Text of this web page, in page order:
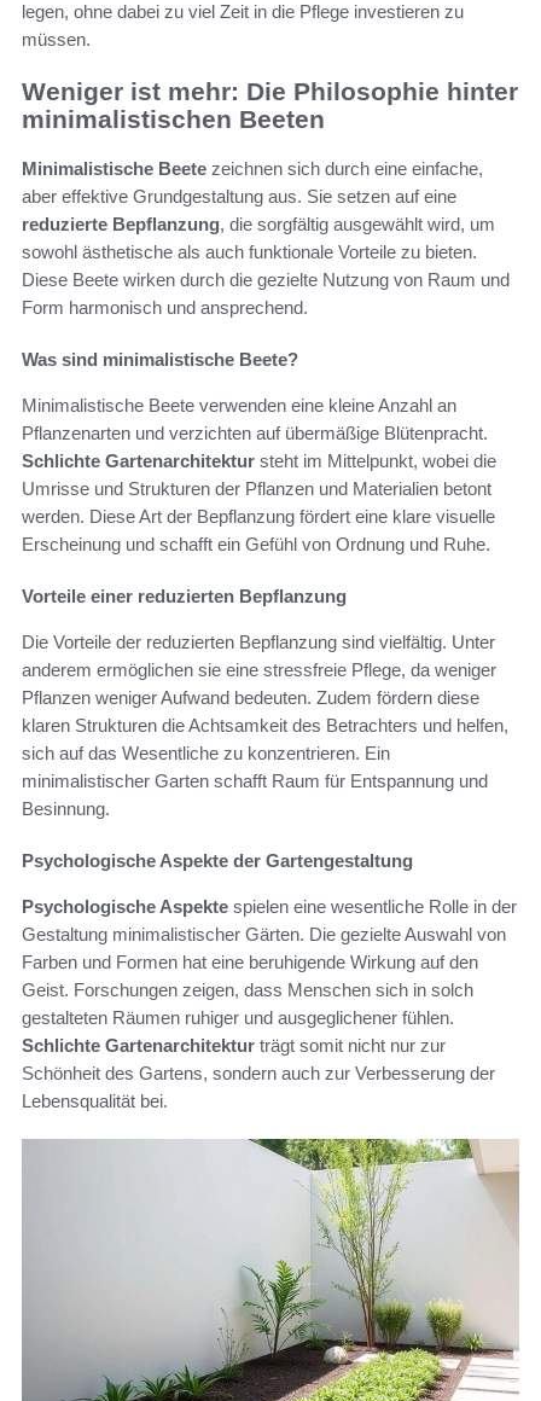
legen, ohne dabei zu viel Zeit in die Pflege investieren zu
müssen.
Weniger ist mehr: Die Philosophie hinter
minimalistischen Beeten
Minimalistische Beete zeichnen sich durch eine einfache,
aber effektive Grundgestaltung aus. Sie setzen auf eine
reduzierte Bepflanzung, die sorgfältig ausgewählt wird, um
sowohl ästhetische als auch funktionale Vorteile zu bieten.
Diese Beete wirken durch die gezielte Nutzung von Raum und
Form harmonisch und ansprechend.
Was sind minimalistische Beete?
Minimalistische Beete verwenden eine kleine Anzahl an
Pflanzenarten und verzichten auf übermäßige Blütenpracht.
Schlichte Gartenarchitektur steht im Mittelpunkt, wobei die
Umrisse und Strukturen der Pflanzen und Materialien betont
werden. Diese Art der Bepflanzung fördert eine klare visuelle
Erscheinung und schafft ein Gefühl von Ordnung und Ruhe.
Vorteile einer reduzierten Bepflanzung
Die Vorteile der reduzierten Bepflanzung sind vielfältig. Unter
anderem ermöglichen sie eine stressfreie Pflege, da weniger
Pflanzen weniger Aufwand bedeuten. Zudem fördern diese
klaren Strukturen die Achtsamkeit des Betrachters und helfen,
sich auf das Wesentliche zu konzentrieren. Ein
minimalistischer Garten schafft Raum für Entspannung und
Besinnung.
Psychologische Aspekte der Gartengestaltung
Psychologische Aspekte spielen eine wesentliche Rolle in der
Gestaltung minimalistischer Gärten. Die gezielte Auswahl von
Farben und Formen hat eine beruhigende Wirkung auf den
Geist. Forschungen zeigen, dass Menschen sich in solch
gestalteten Räumen ruhiger und ausgeglichener fühlen.
Schlichte Gartenarchitektur trägt somit nicht nur zur
Schönheit des Gartens, sondern auch zur Verbesserung der
Lebensqualität bei.